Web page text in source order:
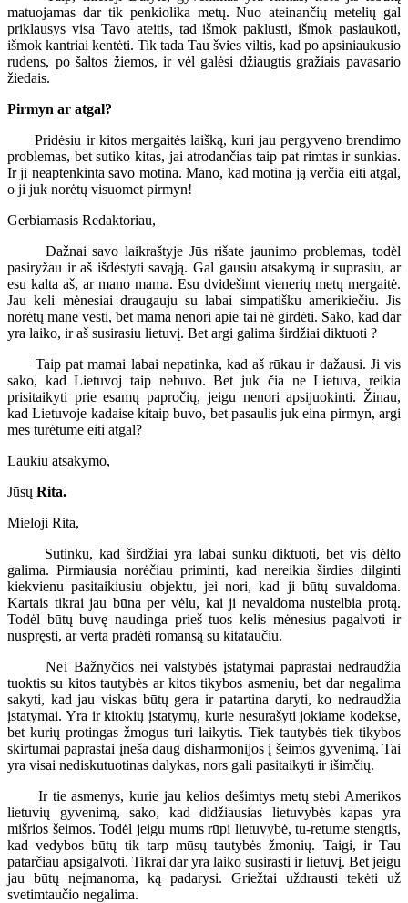
matuojamas dar tik penkiolika metų. Nuo ateinančių metelių gal
priklausys visa Tavo ateitis, tad išmok paklusti, išmok pasiaukoti,
išmok kantriai kentėti. Tik tada Tau švies viltis, kad po apsiniaukusio
rudens, po šaltos žiemos, ir vėl galėsi džiaugtis gražiais pavasario
žiedais.
Pirmyn ar atgal?
Pridėsiu ir kitos mergaitės laišką, kuri jau pergyveno brendimo
problemas, bet sutiko kitas, jai atrodančias taip pat rimtas ir sunkias.
Ir ji neaptenkinta savo motina. Mano, kad motina ją verčia eiti atgal,
o ji juk norėtų visuomet pirmyn!
Gerbiamasis Redaktoriau,
Dažnai savo laikraštyje Jūs rišate jaunimo problemas, todėl
pasiryžau ir aš išdėstyti savąją. Gal gausiu atsakymą ir suprasiu, ar
esu kalta aš, ar mano mama. Esu dvidešimt vienerių metų mergaitė.
Jau keli mėnesiai draugauju su labai simpatišku amerikiečiu. Jis
norėtų mane vesti, bet mama nenori apie tai nė girdėti. Sako, kad dar
yra laiko, ir aš susirasiu lietuvį. Bet argi galima širdžiai diktuoti ?
Taip pat mamai labai nepatinka, kad aš rūkau ir dažausi. Ji vis
sako, kad Lietuvoj taip nebuvo. Bet juk čia ne Lietuva, reikia
prisitaikyti prie esamų papročių, jeigu nenori apsijuokinti. Žinau,
kad Lietuvoje kadaise kitaip buvo, bet pasaulis juk eina pirmyn, argi
mes turėtume eiti atgal?
Laukiu atsakymo,
Jūsų Rita.
Mieloji Rita,
Sutinku, kad širdžiai yra labai sunku diktuoti, bet vis dėlto
galima. Pirmiausia norėčiau priminti, kad nereikia širdies dilginti
kiekvienu pasitaikiusiu objektu, jei nori, kad ji būtų suvaldoma.
Kartais tikrai jau būna per vėlu, kai ji nevaldoma nustelbia protą.
Todėl būtų buvę naudinga prieš tuos kelis mėnesius pagalvoti ir
nuspręsti, ar verta pradėti romansą su kitataučiu.
Nei Bažnyčios nei valstybės įstatymai paprastai nedraudžia
tuoktis su kitos tautybės ar kitos tikybos asmeniu, bet dar negalima
sakyti, kad jau viskas būtų gera ir patartina daryti, ko nedraudžia
įstatymai. Yra ir kitokių įstatymų, kurie nesurašyti jokiame kodekse,
bet kurių protingas žmogus turi laikytis. Tiek tautybės tiek tikybos
skirtumai paprastai įneša daug disharmonijos į šeimos gyvenimą. Tai
yra visai nediskutuotinas dalykas, nors gali pasitaikyti ir išimčių.
Ir tie asmenys, kurie jau kelios dešimtys metų stebi Amerikos
lietuvių gyvenimą, sako, kad didžiausias lietuvybės kapas yra
mišrios šeimos. Todėl jeigu mums rūpi lietuvybė, tu-retume stengtis,
kad vedybos būtų tik tarp mūsų tautybės žmonių. Taigi, ir Tau
patarčiau apsigalvoti. Tikrai dar yra laiko susirasti ir lietuvį. Bet jeigu
jau būtų neįmanoma, ką padarysi. Griežtai uždrausti tekėti už
svetimtaučio negalima.